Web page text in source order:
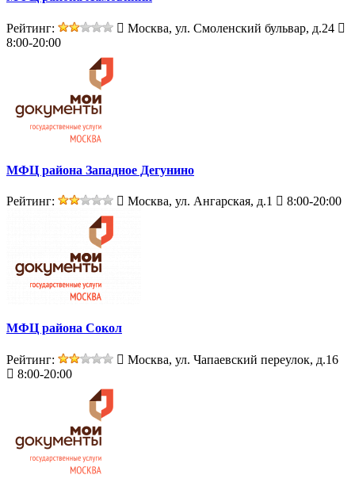
Рейтинг:
Москва, ул. Смоленский бульвар, д.24
8:00-20:00
МФЦ района Западное Дегунино
Рейтинг: Москва, ул. Ангарская, д.1 8:00-20:00
МФЦ района Сокол
Рейтинг:
Москва, ул. Чапаевский переулок, д.16
8:00-20:00